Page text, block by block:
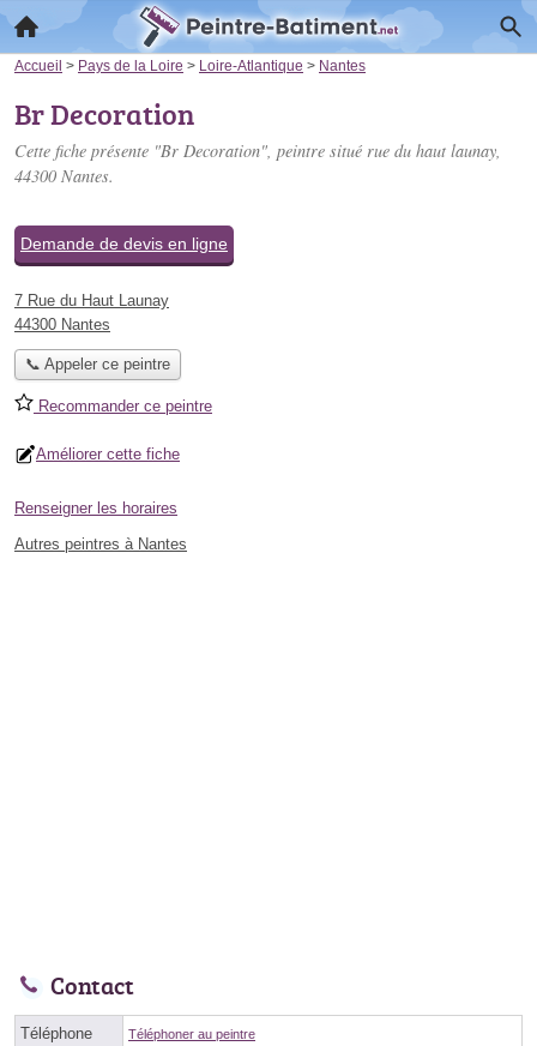
Accueil > Pays de la Loire > Loire-Atlantique > Nantes
Br Decoration
Cette fiche présente "Br Decoration", peintre situé rue du haut launay,
44300 Nantes.
Demande de devis en ligne
7 Rue du Haut Launay
44300 Nantes
📞 Appeler ce peintre
Recommander ce peintre
Améliorer cette fiche
Renseigner les horaires
Autres peintres à Nantes
Contact
Téléphone Téléphoner au peintre